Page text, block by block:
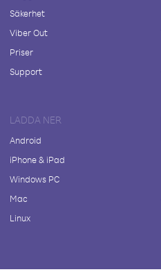
Säkerhet
Viber Out
Priser
Support
LADDA NER
Android
iPhone & iPad
Windows PC
Mac
Linux